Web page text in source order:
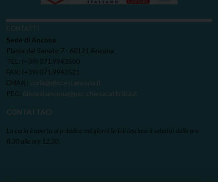
CONTATTI
Sede di Ancona
Piazza del Senato 7 - 60121 Ancona
TEL: (+39) 071.9943500
FAX: (+39) 071.9943521
EMAIL: curia@diocesi.ancona.it
PEC: diocesi.ancona@pec.chiesacattolica.it
CONTATTACI
La curia è aperta al pubblico nei giorni feriali (escluso il sabato) dalle ore
8.30 alle ore 12.30.